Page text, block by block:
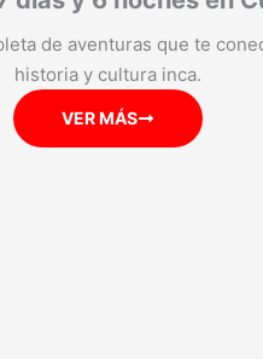
de aventuras que te
historia y cultura inca.
VER MÁS